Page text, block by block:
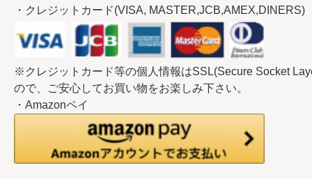
・クレジットカード(VISA, MASTER,JCB,AMEX,DINERS)
※クレジットカード等の個人情報はSSL(Secure Socket
ので、ご安心してお買い物をお楽しみ下さい。
・Amazonペイ